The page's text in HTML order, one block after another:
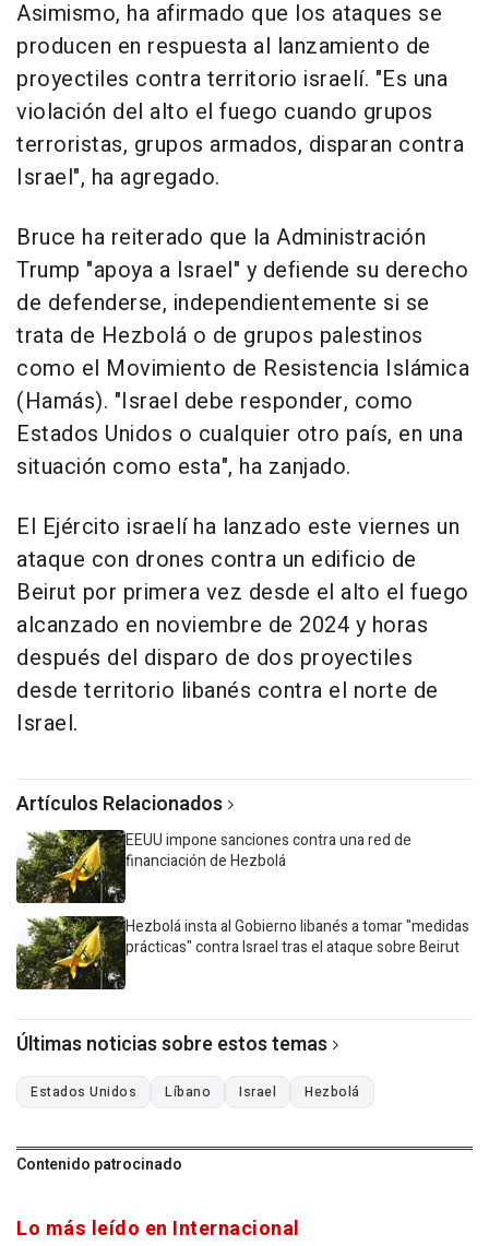
Asimismo, ha afirmado que los ataques se
producen en respuesta al lanzamiento de
proyectiles contra territorio israelí. "Es una
violación del alto el fuego cuando grupos
terroristas, grupos armados, disparan contra
Israel", ha agregado.
Bruce ha reiterado que la Administración
Trump "apoya a Israel" y defiende su derecho
de defenderse, independientemente si se
trata de Hezbolá o de grupos palestinos
como el Movimiento de Resistencia Islámica
(Hamás). "Israel debe responder, como
Estados Unidos o cualquier otro país, en una
situación como esta", ha zanjado.
El Ejército israelí ha lanzado este viernes un
ataque con drones contra un edificio de
Beirut por primera vez desde el alto el fuego
alcanzado en noviembre de 2024 y horas
después del disparo de dos proyectiles
desde territorio libanés contra el norte de
Israel.
Artículos Relacionados
EEUU impone sanciones contra una red de
financiación de Hezbolá
Hezbolá insta al Gobierno libanés a tomar "medidas
prácticas" contra Israel tras el ataque sobre Beirut
Últimas noticias sobre estos temas
Estados Unidos Líbano Israel Hezbolá
Contenido patrocinado
Lo más leído en Internacional